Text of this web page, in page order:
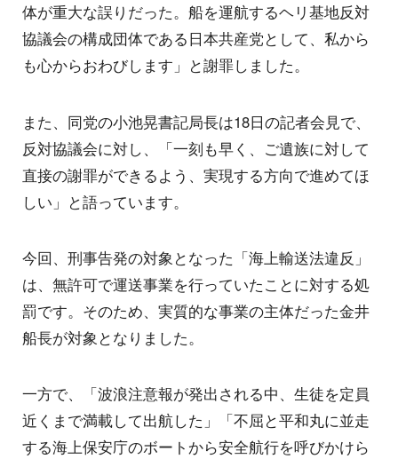
体が重大な誤りだった。船を運航するヘリ基地反対
協議会の構成団体である日本共産党として、私から
も心からおわびします」と謝罪しました。
また、同党の小池晃書記局長は18日の記者会見で、
反対協議会に対し、「一刻も早く、ご遺族に対して
直接の謝罪ができるよう、実現する方向で進めてほ
しい」と語っています。
今回、刑事告発の対象となった「海上輸送法違反」
は、無許可で運送事業を行っていたことに対する処
罰です。そのため、実質的な事業の主体だった金井
船長が対象となりました。
一方で、「波浪注意報が発出される中、生徒を定員
近くまで満載して出航した」「不屈と平和丸に並走
する海上保安庁のボートから安全航行を呼びかけら